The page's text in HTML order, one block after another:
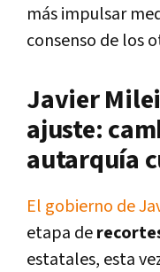
más impulsar
consenso de los
Javier
ajuste:
autarquía
El gobierno de
etapa de
estatales, esta